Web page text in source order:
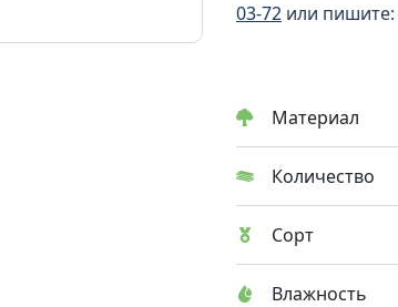
03-72 или пишите:
Материал
Количество
Сорт
Влажность